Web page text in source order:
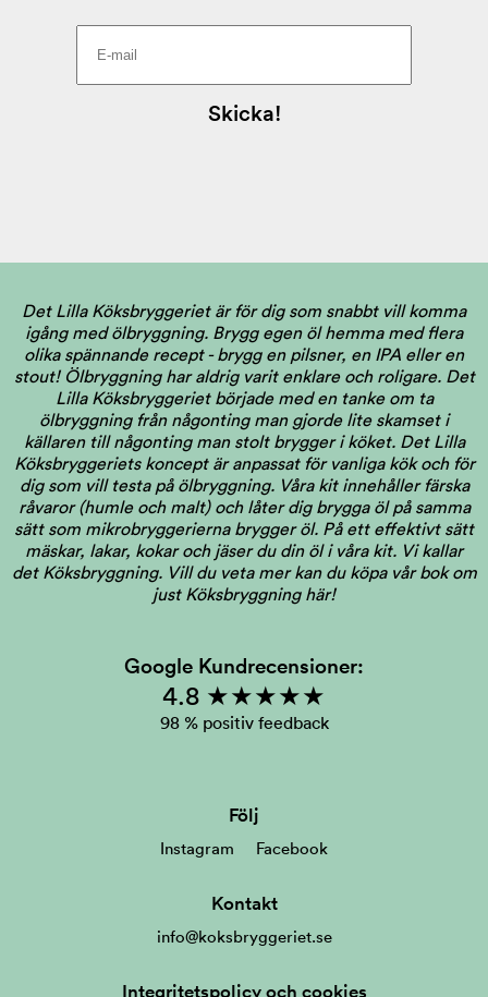
Det Lilla Köksbryggeriet är för dig som snabbt vill komma
igång med ölbryggning. Brygg egen öl hemma med flera
olika spännande recept - brygg en pilsner, en IPA eller en
stout! Ölbryggning har aldrig varit enklare och roligare. Det
Lilla Köksbryggeriet började med en tanke om ta
ölbryggning från någonting man gjorde lite skamset i
källaren till någonting man stolt brygger i köket. Det Lilla
Köksbryggeriets koncept är anpassat för vanliga kök och för
dig som vill testa på ölbryggning. Våra kit innehåller färska
råvaror (humle och malt) och låter dig brygga öl på samma
sätt som mikrobryggerierna brygger öl. På ett effektivt sätt
mäskar, lakar, kokar och jäser du din öl i våra kit. Vi kallar
det Köksbryggning. Vill du veta mer kan du köpa vår bok om
just Köksbryggning här!
Google Kundrecensioner:
4.8 ★★★★★
98 % positiv feedback
Kontakt
info@koksbryggeriet.se
Integritetspolicy och cookies
Följ
Instagram Facebook